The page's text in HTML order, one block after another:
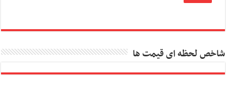
شاخص لحظه ای قیمت ها